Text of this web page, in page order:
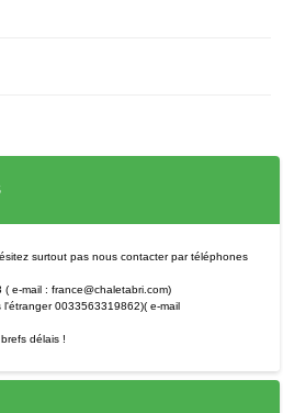
E-mail*
de téléphone*
surtout pas nous contacter par téléphones
e-mail : france@chaletabri.com)
0033563319862)( e-mail
délais !